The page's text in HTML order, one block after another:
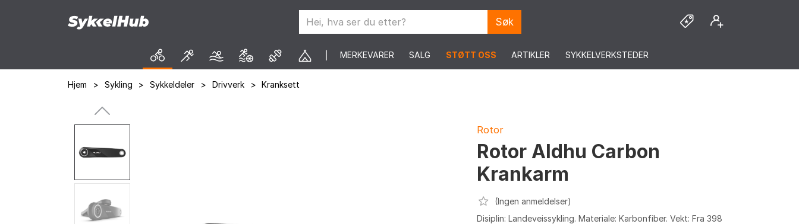
Søk
MERKEVARER SALG STØTT OSS ARTIKLER SYKKELVERKSTEDER
Hjem > Sykling > Sykkeldeler > Drivverk > Kranksett
Rotor
Rotor Aldhu Carbon
Krankarm
(Ingen anmeldelser)
Disiplin: Landeveissykling. Materiale: Karbonfiber. Vekt: Fra 398